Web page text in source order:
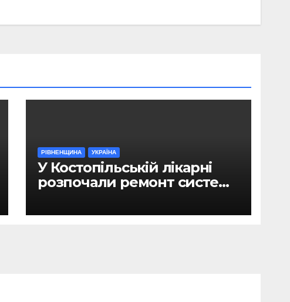
РІВНЕНЩИНА УКРАЇНА
У Костопільській лікарні
розпочали ремонт системи